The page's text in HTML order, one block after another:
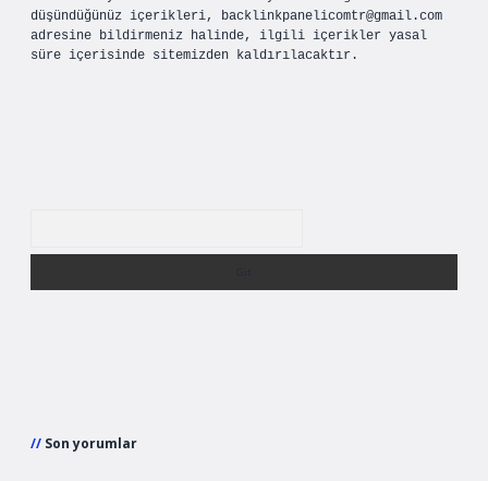
düşündüğünüz içerikleri, backlinkpanelicomtr@gmail.com
adresine bildirmeniz halinde, ilgili içerikler yasal
süre içerisinde sitemizden kaldırılacaktır.
Son yorumlar